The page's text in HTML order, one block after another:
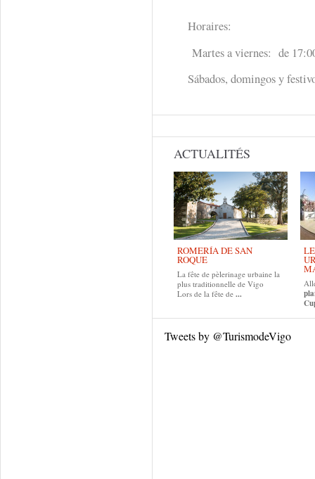
Horaires:
Martes a viernes: de
Sábados, domingos y
ACTUALITÉS
ROMERÍA DE SAN
ROQUE
La fête de pèlerinage urbaine la
plus traditionnelle de Vigo
Lors de la fête de ...
Tweets by @TurismodeVigo